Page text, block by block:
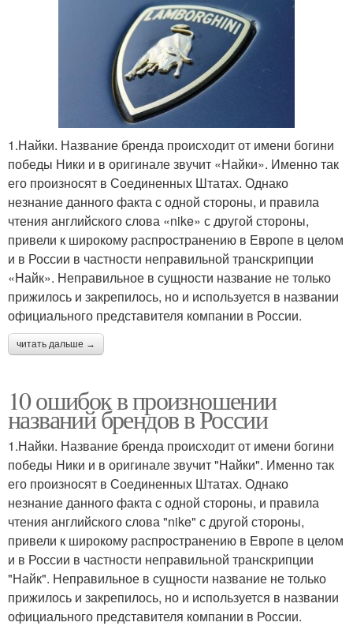
1.Найки. Название бренда происходит от имени богини
победы Ники и в оригинале звучит «Найки». Именно так
его произносят в Соединенных Штатах. Однако
незнание данного факта с одной стороны, и правила
чтения английского слова «nike» с другой стороны,
привели к широкому распространению в Европе в целом
и в России в частности неправильной транскрипции
«Найк». Неправильное в сущности название не только
прижилось и закрепилось, но и используется в названии
официального представителя компании в России.
читать дальше →
10 ошибок в произношении
названий брендов в России
1.Найки. Название бренда происходит от имени богини
победы Ники и в оригинале звучит "Найки". Именно так
его произносят в Соединенных Штатах. Однако
незнание данного факта с одной стороны, и правила
чтения английского слова "nike" с другой стороны,
привели к широкому распространению в Европе в целом
и в России в частности неправильной транскрипции
"Найк". Неправильное в сущности название не только
прижилось и закрепилось, но и используется в названии
официального представителя компании в России.